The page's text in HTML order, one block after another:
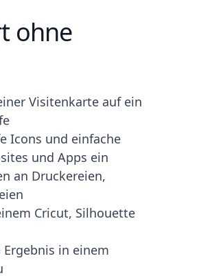
ohne
Visitenkarte auf ein
Icons und einfache
und Apps ein
an Druckereien,
Cricut, Silhouette
in einem